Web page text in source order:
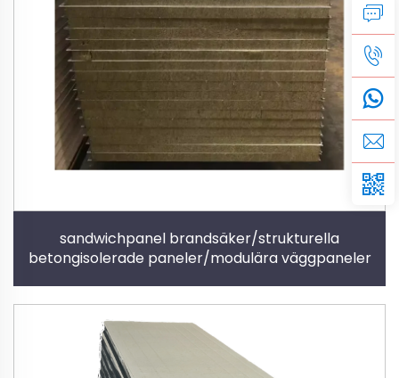
sandwichpanel brandsäker/strukturella
betongisolerade paneler/modulära väggpaneler